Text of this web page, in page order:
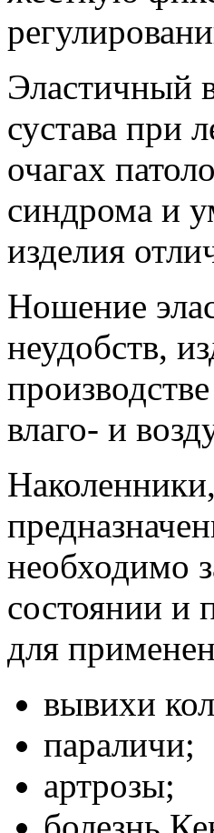
Эластичный
сустава при
очагах
синдрома и
изделия
Ношение
неудобств,
влаго- и
необходимо
состоянии и
для
вывихи
параличи;
артрозы;